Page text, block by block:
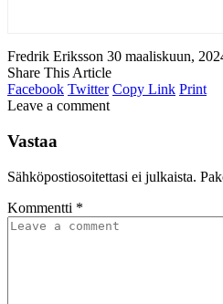
Fredrik Eriksson 30 maaliskuun,
Share This Article
Facebook Twitter Copy Link Print
Leave a comment
Vastaa
Sähköpostiosoitettasi ei julkaista.
Kommentti *